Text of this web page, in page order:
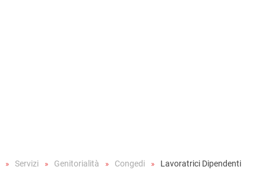
Servizi Genitorialità Congedi Lavoratrici Dipendenti